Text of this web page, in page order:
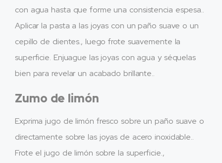
con agua hasta que forme una consistencia espesa..
Aplicar la pasta a las joyas con un paño suave o un
cepillo de dientes., luego frote suavemente la
superficie. Enjuague las joyas con agua y séquelas
bien para revelar un acabado brillante..
Zumo de limón
Exprima jugo de limón fresco sobre un paño suave o
directamente sobre las joyas de acero inoxidable..
Frote el jugo de limón sobre la superficie.,